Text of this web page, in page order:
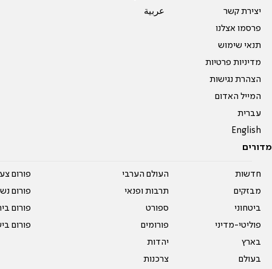
יצירת קשר
פרסמו אצלנו
תנאי שימוש
מדיניות פרטיות
הצהרת נגישות
המייל האדום
עברית
English
عربية
מדורים
חדשות
מבזקים
ביטחוני
פוליטי-מדיני
בארץ
בעולם
העולם הערבי
תרבות ופנאי
ספורט
פורומים
יהדות
צרכנות
פורום
פורום
פורום
פורום